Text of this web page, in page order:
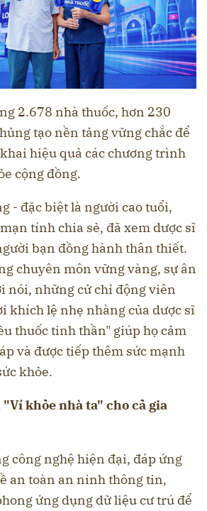
2.678 nhà thuốc, hơn 230
tạo nền tảng vững chắc để
hiệu quả các chương trình
cộng đồng.
- đặc biệt là người cao tuổi,
tính chia sẻ, đã xem dược sĩ
bạn đồng hành thân thiết.
chuyên môn vững vàng, sự ân
nói, những cử chỉ động viên
khích lệ nhẹ nhàng của dược sĩ
thuốc tinh thần" giúp họ cảm
và được tiếp thêm sức mạnh
khỏe.
khỏe nhà ta" cho cả gia
công nghệ hiện đại, đáp ứng
an toàn an ninh thông tin,
ứng dụng dữ liệu cư trú để